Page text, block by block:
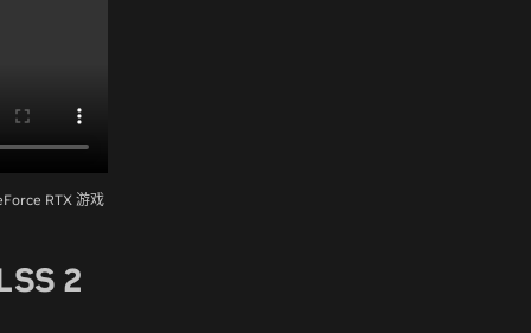
RTX 游戏
2